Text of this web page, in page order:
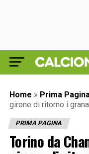
Home » Prima
girone di ritorno i
PRIMA PAGINA
Torino da